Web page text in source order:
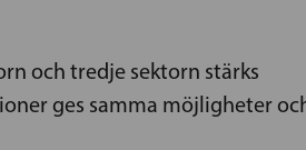
och tredje sektorn stärks
ges samma möjligheter